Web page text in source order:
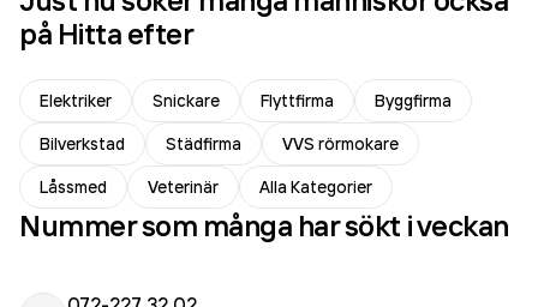
på Hitta efter
Elektriker Snickare Flyttfirma
Byggfirma
Bilverkstad
Städfirma
VVS rörmokare
Låssmed
Veterinär Alla Kategorier
Nummer som många har sökt i veckan